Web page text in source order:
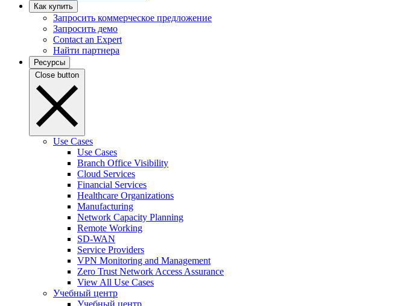
Как купить
Запросить коммерческое предложение
Запросить демо
Contact an Expert
Найти партнера
Ресурсы
Close button
Use Cases
Use Cases
Branch Office Visibility
Cloud Services
Financial Services
Healthcare Organizations
Manufacturing
Network Capacity Planning
Remote Working
SD-WAN
Service Providers
VPN Monitoring and Management
Zero Trust Network Access Assurance
View All Use Cases
Учебный центр
Учебный центр